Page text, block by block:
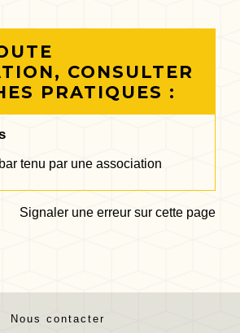
CONSULTER
PRATIQUES :
tenu par une association
Signaler une erreur sur cette page
Nous contacter